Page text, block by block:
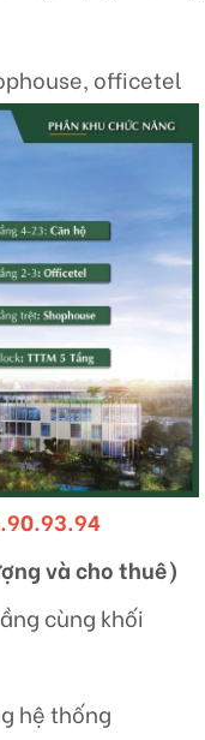
officetel
và cho thuê)
cùng khối
hệ thống